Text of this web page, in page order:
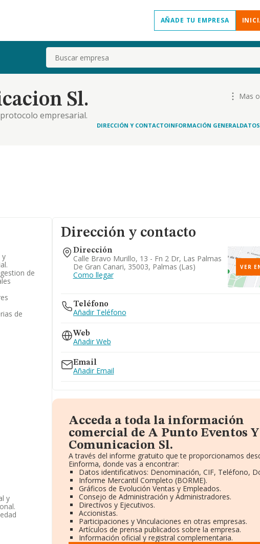
AÑADE TU EMPRESA
Buscar
Sl.
empresarial.
nacionales y locales
Mas
DIRECCIÓN Y CONTACTOINFORMACIÓN GENERAL
y
de
de
y
No
Dirección y contacto
Dirección
Calle Bravo Murillo, 13 - Fn 2 Dr, Las Palmas
De Gran Canari, 35003, Palmas (las)
Como llegar
VER
Teléfono
Añadir Teléfono
Web
Añadir Web
Email
Añadir Email
Acceda a toda la información
comercial de A Punto Eventos Y
Comunicacion Sl.
A través del informe gratuito que te proporcionamos
Einforma, donde vas a encontrar:
Datos identificativos: Denominación, CIF, Teléfono,
Informe Mercantil Completo (BORME).
Gráficos de Evolución Ventas y Empleados.
Consejo de Administración y Administradores.
Directivos y Ejecutivos.
Accionistas.
Participaciones y Vinculaciones en otras empresas.
Artículos de prensa publicados sobre la empresa.
Información oficial y registral complementaria.